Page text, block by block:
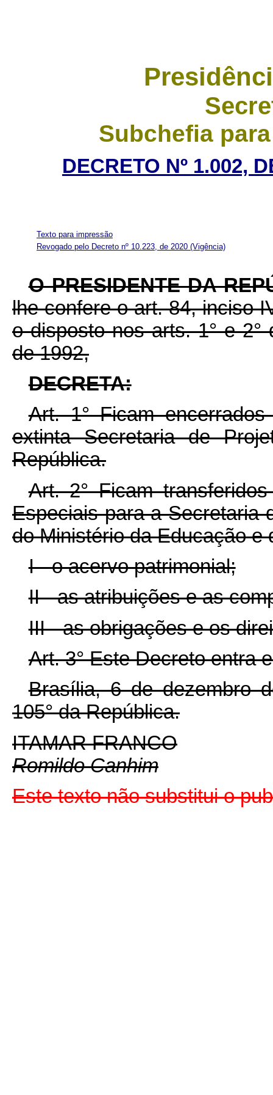
Subchefia
DECRETO Nº 1.002,
Texto para impressão
Revogado pelo Decreto nº 10.223, de 2020 (Vigência)
O PRESIDENTE DA
lhe confere o art. 84, inciso
o disposto nos arts. 1° e 2°
de 1992,
DECRETA:
Art. 1° Ficam
extinta Secretaria de
República.
Art. 2° Ficam
Especiais para a Secretaria
do Ministério da Educação e
I - o acervo patrimonial;
II - as atribuições e as
III - as obrigações e os
Art. 3° Este Decreto entra
Brasília, 6 de dezembro
105° da República.
ITAMAR FRANCO
Romildo Canhim
Este texto não substitui o